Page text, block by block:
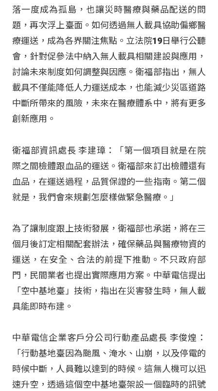
落一度成為孤島，也讓災時醫療與藥品配送的問
題，再次浮上臺面。如何透過無人載具協助偏鄉醫
療運送，成為各界關注焦點。立法院19日舉行公聽
會，針對促參法中納入無人載具相關建設與應用，
討論未來制度如何調整與因應。衛福部指出，無人
載具不僅能降低人力運送成本，也能減少災區道路
中斷所帶來的風險，未來在醫療體系中，將有更多
創新應用。
衛福部資訊處長 李建璋：「第一個項目就是在院
際之間檢體跟血品的運送。衛福部來訂出檢體還有
血品，在運送過程，品質保證的一些指南。第二個
就是，我們會來規劃怎麼樣做緊急醫療。」
為了讓制度跟上技術發展，衛福部也承諾，將在三
個月後訂定相關配套辦法，確保藥品與醫療物資的
運送，在安全、合法的前提下推動。不只政府部
門，民間業者也提出實際應用方案。中華電信提出
「空中基地臺」技術，指出在災害發生時，無人載
具能即時布建。
中華電信企業客戶分公司行動產品處長 李俊煌：
「行動基地臺因為颱風、淹水、山崩，以及停電的
時候中斷，人員難以達到的時候。這無人機可以迅
速升空，透過這個空中基地臺架設一個臨時的訊號